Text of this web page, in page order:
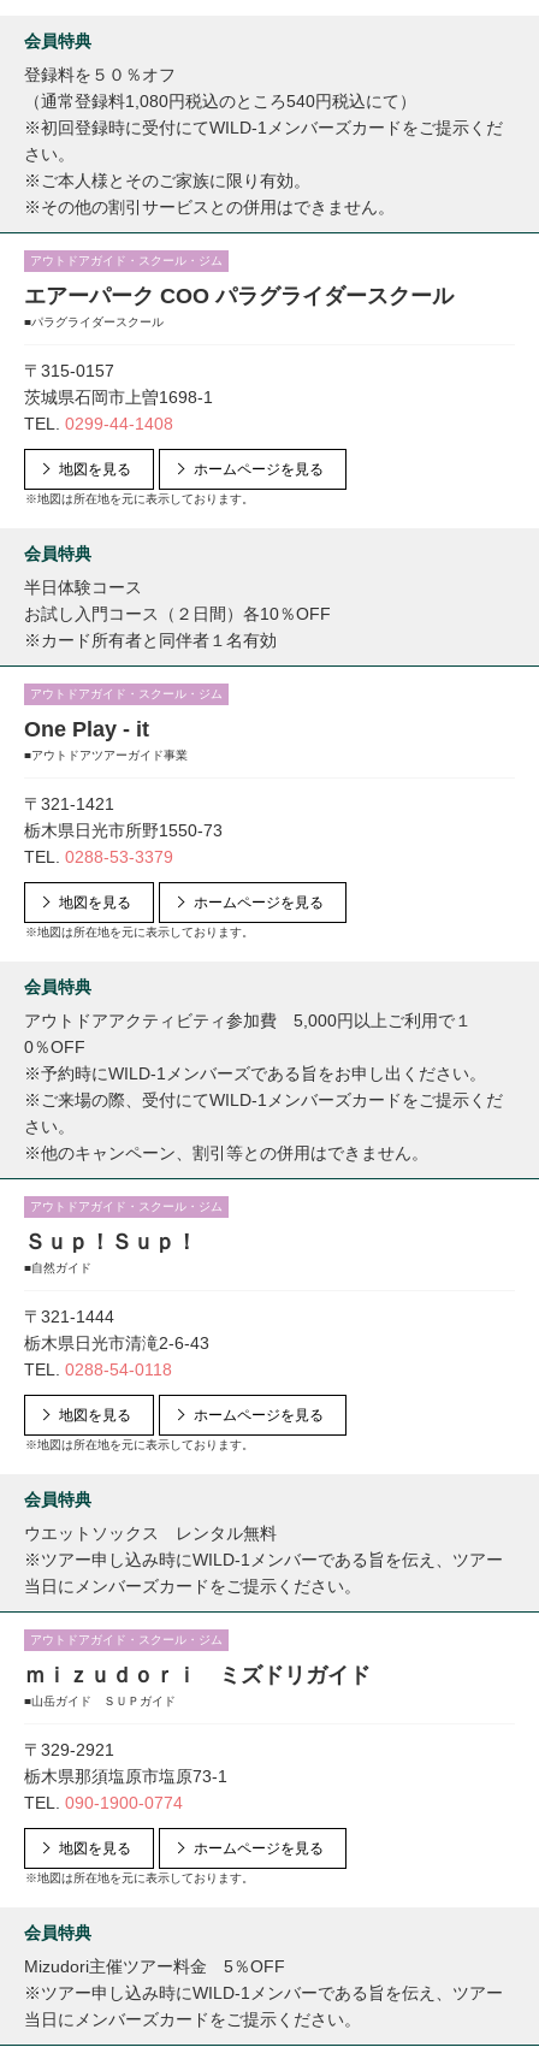
会員特典
登録料を５０％オフ
（通常登録料1,080円税込のところ540円税込にて）
※初回登録時に受付にてWILD-1メンバーズカードをご提示くだ
さい。
※ご本人様とそのご家族に限り有効。
※その他の割引サービスとの併用はできません。
アウトドアガイド・スクール・ジム
エアーパーク COO パラグライダースクール
■パラグライダースクール
〒315-0157
茨城県石岡市上曽1698-1
TEL. 0299-44-1408
地図を見る
※地図は所在地を元に表示しております。
ホームページを見る
会員特典
半日体験コース
お試し入門コース（２日間）各10％OFF
※カード所有者と同伴者１名有効
アウトドアガイド・スクール・ジム
One Play - it
■アウトドアツアーガイド事業
〒321-1421
栃木県日光市所野1550-73
TEL. 0288-53-3379
地図を見る
※地図は所在地を元に表示しております。
ホームページを見る
会員特典
アウトドアアクティビティ参加費 5,000円以上ご利用で１
0％OFF
※予約時にWILD-1メンバーズである旨をお申し出ください。
※ご来場の際、受付にてWILD-1メンバーズカードをご提示くだ
さい。
※他のキャンペーン、割引等との併用はできません。
アウトドアガイド・スクール・ジム
Ｓｕｐ！Ｓｕｐ！
■自然ガイド
〒321-1444
栃木県日光市清滝2-6-43
TEL. 0288-54-0118
地図を見る
※地図は所在地を元に表示しております。
ホームページを見る
会員特典
ウエットソックス レンタル無料
※ツアー申し込み時にWILD-1メンバーである旨を伝え、ツアー
当日にメンバーズカードをご提示ください。
アウトドアガイド・スクール・ジム
ｍｉｚｕｄｏｒｉ ミズドリガイド
■山岳ガイド ＳＵＰガイド
〒329-2921
栃木県那須塩原市塩原73-1
TEL. 090-1900-0774
地図を見る
※地図は所在地を元に表示しております。
ホームページを見る
会員特典
Mizudori主催ツアー料金 5％OFF
※ツアー申し込み時にWILD-1メンバーである旨を伝え、ツアー
当日にメンバーズカードをご提示ください。